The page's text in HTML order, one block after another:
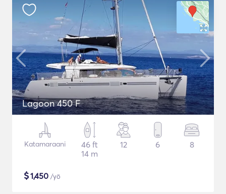
Lagoon 450 F
Katamaraani
46 ft
14 m
12 6 8
$1,450 /yö